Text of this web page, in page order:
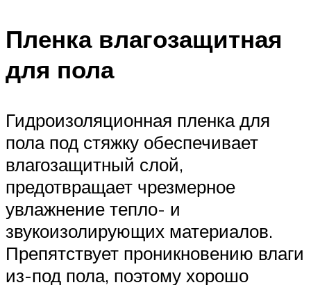
Пленка влагозащитная
для пола
Гидроизоляционная пленка для
пола под стяжку обеспечивает
влагозащитный слой,
предотвращает чрезмерное
увлажнение тепло- и
звукоизолирующих материалов.
Препятствует проникновению влаги
из-под пола, поэтому хорошо